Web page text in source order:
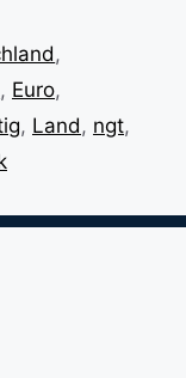
,
, Euro,
, Land , ngt,